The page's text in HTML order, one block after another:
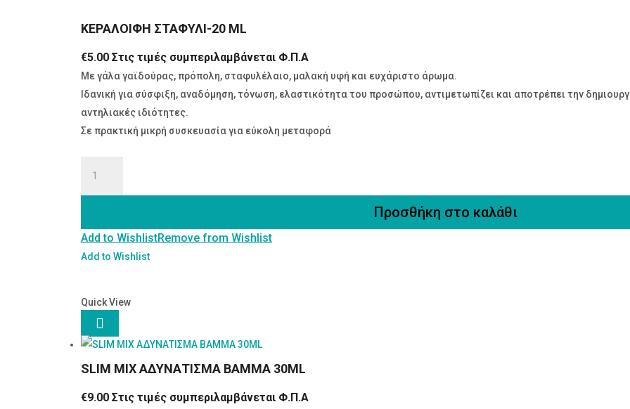
ΚΕΡΑΛΟΙΦΗ ΣΤΑΦΥΛΙ-20 ML
€5.00 Στις τιμές συμπεριλαμβάνεται Φ.Π.Α
Με γάλα γαϊδούρας, πρόπολη, σταφυλέλαιο, μαλακή υφή και ευχάριστο άρωμα.
Ιδανική για σύσφιξη, αναδόμηση, τόνωση, ελαστικότητα του προσώπου, αντιμετωπίζει και αποτρέπει την
αντηλιακές ιδιότητες.
Σε πρακτική μικρή συσκευασία για εύκολη μεταφορά
Προσθήκη στο καλάθι
Add to WishlistRemove from Wishlist
Add to Wishlist
Quick View

SLIM MIX ΑΔΥΝΑΤΙΣΜΑ ΒΑΜΜΑ 30ML
€9.00 Στις τιμές συμπεριλαμβάνεται Φ.Π.Α